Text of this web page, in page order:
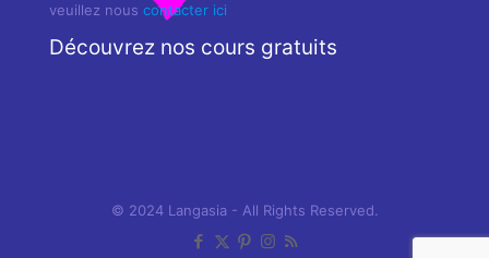
veuillez nous contacter ici
Découvrez nos cours gratuits
© 2024 Langasia - All Rights Reserved.